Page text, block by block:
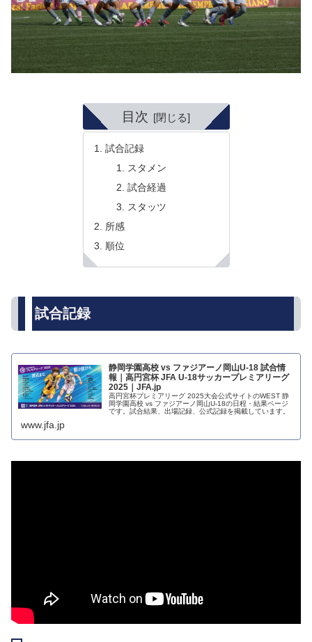
目次
試合記録
スタメン
試合経過
スタッツ
所感
順位
試合記録
静岡学園高校 vs ファジアーノ岡山U-18 試合情
報｜高円宮杯 JFA U-18サッカープレミアリーグ
2025｜JFA.jp
高円宮杯プレミアリーグ 2025大会公式サイトのWEST 静
岡学園高校 vs ファジアーノ岡山U-18の日程・結果ページ
です。試合結果、出場記録、公式記録を掲載しています。
www.jfa.jp